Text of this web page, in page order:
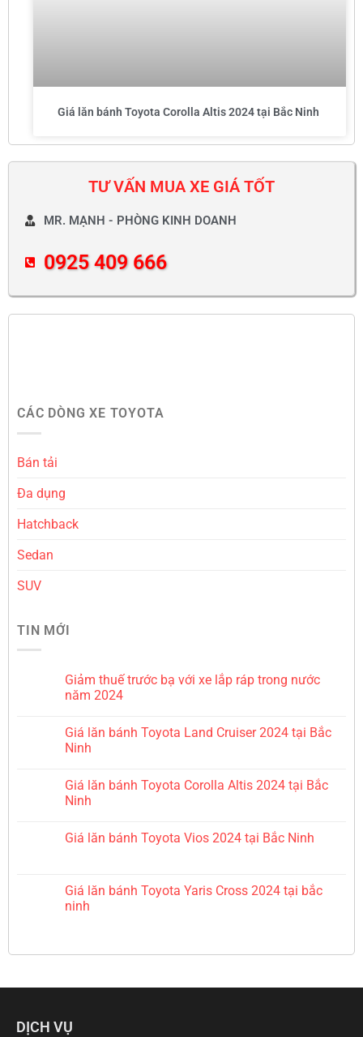
Giá lăn bánh Toyota Corolla Altis 2024 tại Bắc Ninh
TƯ VẤN MUA XE GIÁ TỐT
MR. MẠNH - PHÒNG KINH DOANH
0925 409 666
CÁC DÒNG XE TOYOTA
Bán tải
Đa dụng
Hatchback
Sedan
SUV
TIN MỚI
Giảm thuế trước bạ với xe lắp ráp trong nước
năm 2024
Giá lăn bánh Toyota Land Cruiser 2024 tại Bắc
Ninh
Giá lăn bánh Toyota Corolla Altis 2024 tại Bắc
Ninh
Giá lăn bánh Toyota Vios 2024 tại Bắc Ninh
Giá lăn bánh Toyota Yaris Cross 2024 tại bắc
ninh
DỊCH VỤ